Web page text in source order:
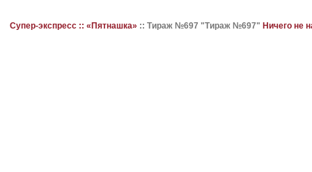
Супер-экспресс :: «Пятнашка» :: Тираж №697 "Тираж №697" Ничего не